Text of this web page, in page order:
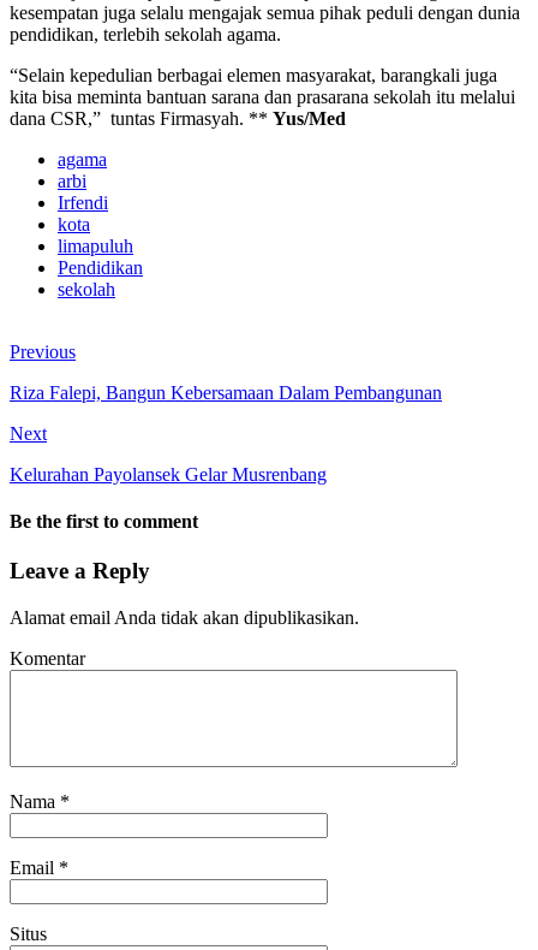
kesempatan juga selalu mengajak semua pihak peduli dengan dunia
pendidikan, terlebih sekolah agama.
“Selain kepedulian berbagai elemen masyarakat, barangkali juga
kita bisa meminta bantuan sarana dan prasarana sekolah itu melalui
dana CSR,” tuntas Firmasyah. ** Yus/Med
agama
arbi
Irfendi
kota
limapuluh
Pendidikan
sekolah
Previous
Riza Falepi, Bangun Kebersamaan Dalam Pembangunan
Next
Kelurahan Payolansek Gelar Musrenbang
Be the first to comment
Leave a Reply
Alamat email Anda tidak akan dipublikasikan.
Komentar
Nama *
Email *
Situs